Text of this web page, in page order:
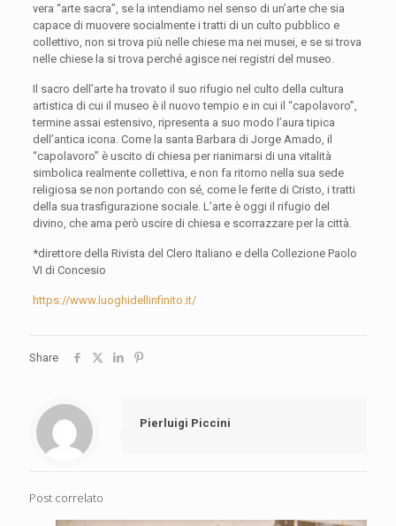
vera “arte sacra”, se la intendiamo nel senso di un’arte che sia
capace di muovere socialmente i tratti di un culto pubblico e
collettivo, non si trova più nelle chiese ma nei musei, e se si trova
nelle chiese la si trova perché agisce nei registri del museo.
Il sacro dell’arte ha trovato il suo rifugio nel culto della cultura
artistica di cui il museo è il nuovo tempio e in cui il “capolavoro”,
termine assai estensivo, ripresenta a suo modo l’aura tipica
dell’antica icona. Come la santa Barbara di Jorge Amado, il
“capolavoro” è uscito di chiesa per rianimarsi di una vitalità
simbolica realmente collettiva, e non fa ritorno nella sua sede
religiosa se non portando con sé, come le ferite di Cristo, i tratti
della sua trasfigurazione sociale. L’arte è oggi il rifugio del
divino, che ama però uscire di chiesa e scorrazzare per la città.
*direttore della Rivista del Clero Italiano e della Collezione Paolo
VI di Concesio
https://www.luoghidellinfinito.it/
Share
Pierluigi Piccini
Post correlato